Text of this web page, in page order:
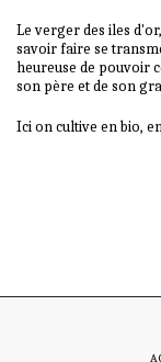
Le verger des iles
savoir faire se
heureuse de pouvoir
son père et de son
Ici on cultive en bio,